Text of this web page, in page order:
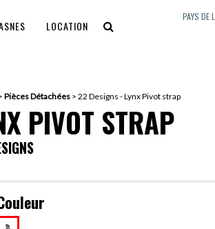
LOCATION
PAYS DE
Pièces Détachées > 22 Designs - Lynx Pivot strap
PIVOT STRAP